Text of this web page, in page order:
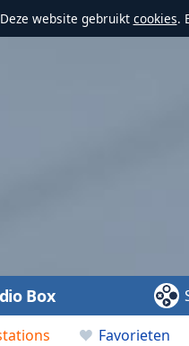
Deze website gebruikt cookies.
Favorieten
Box